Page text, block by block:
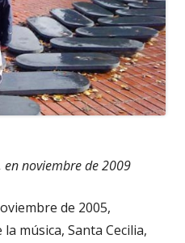
en noviembre de 2009
de 2005,
música, Santa Cecilia,